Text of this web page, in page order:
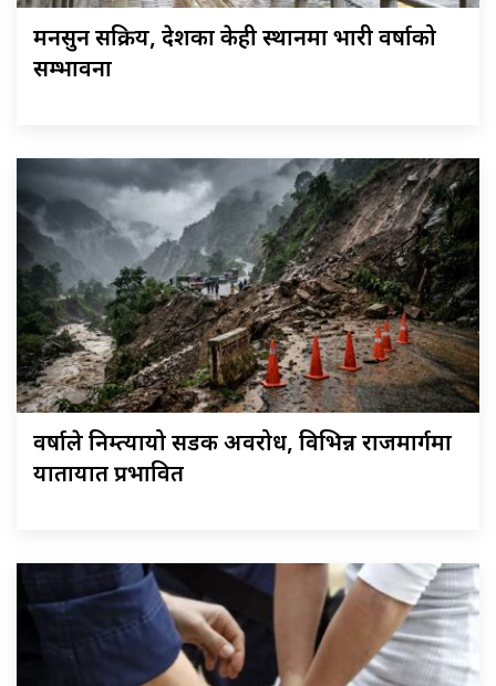
मनसुन सक्रिय, देशका केही स्थानमा भारी वर्षाको
सम्भावना
वर्षाले निम्त्यायो सडक अवरोध, विभिन्न राजमार्गमा
यातायात प्रभावित